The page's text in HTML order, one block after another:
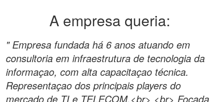
A empresa queria:
" Empresa fundada há 6 anos atuando em
consultoria em infraestrutura de tecnologia da
informaçao, com alta capacitaçao técnica.
Representaçao dos principais players do
mercado de TI e TELECOM.<br> <br> Focada